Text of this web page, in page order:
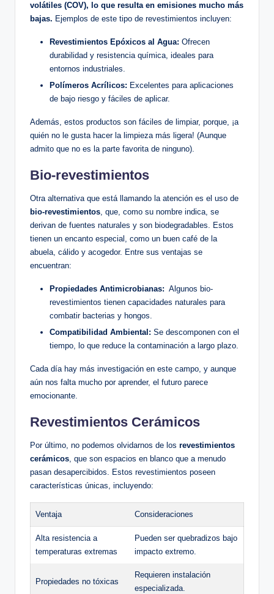
volátiles‍ (COV), lo que resulta en emisiones‌ mucho más
bajas. Ejemplos⁣ de⁤ este​ tipo de revestimientos incluyen:
Revestimientos‍ Epóxicos al Agua: Ofrecen
durabilidad⁣ y resistencia química, ideales ⁣para
entornos industriales.
Polímeros ⁤Acrílicos: Excelentes para ​aplicaciones ​
de bajo riesgo y fáciles de aplicar.
Además, estos productos son fáciles de limpiar, porque, ¡a
quién no​ le gusta hacer⁣ la ‍limpieza más ‌ligera! (Aunque
admito⁤ que no es⁢ la parte favorita⁣ de ninguno).
Bio-revestimientos
Otra ‌alternativa‌ que está llamando la‌ atención es el⁤ uso de
bio-revestimientos, que, como ⁤su nombre indica, se
derivan de fuentes naturales y ‍son biodegradables. Estos
tienen​ un encanto especial, como un buen café‌ de la
⁤abuela, cálido y acogedor. ⁣Entre sus‍ ventajas se
encuentran:
Propiedades Antimicrobianas: ⁤ Algunos bio-
revestimientos tienen capacidades naturales ⁤para
combatir bacterias y hongos.
Compatibilidad Ambiental: Se descomponen con ⁣el
tiempo,⁣ lo que⁢ reduce la contaminación a largo plazo.
Cada día hay más investigación ‍en este campo,⁢ y aunque‌
aún nos​ falta mucho por aprender, el futuro parece
emocionante.
Revestimientos ​Cerámicos
Por último, ⁢no podemos olvidarnos de los revestimientos
cerámicos, que ‌son ‍espacios ​en blanco que a ​menudo
pasan desapercibidos. Estos revestimientos poseen
características ⁤únicas, incluyendo:
Ventaja Consideraciones
Alta resistencia a
temperaturas extremas
Pueden⁣ ser quebradizos bajo
impacto extremo.
Propiedades no tóxicas
Requieren ‌instalación
‍especializada.